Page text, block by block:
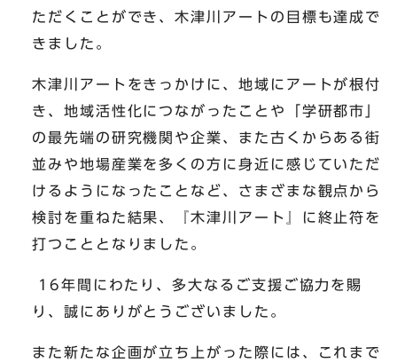
ただくことができ、木津川アートの目標も達成で
きました。
木津川アートをきっかけに、地域にアートが根付
き、地域活性化につながったことや「学研都市」
の最先端の研究機関や企業、また古くからある街
並みや地場産業を多くの方に身近に感じていただ
けるようになったことなど、さまざまな観点から
検討を重ねた結果、『木津川アート』に終止符を
打つこととなりました。
16年間にわたり、多大なるご支援ご協力を賜
り、誠にありがとうございました。
また新たな企画が立ち上がった際には、これまで